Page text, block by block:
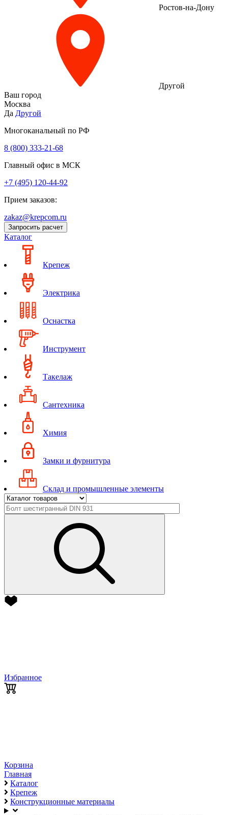
Ростов-на-Дону
Другой
Ваш город
Москва
Да Другой
Многоканальный по РФ
8 (800) 333‑21-68
Главный офис в МСК
+7 (495) 120-44-92
Прием заказов:
zakaz@krepcom.ru
Запросить расчет
Каталог
Крепеж
Электрика
Оснастка
Инструмент
Такелаж
Сантехника
Химия
Замки и фурнитура
Склад и промышленные элементы
Избранное
Корзина
Главная
Каталог
Крепеж
Конструкционные материалы